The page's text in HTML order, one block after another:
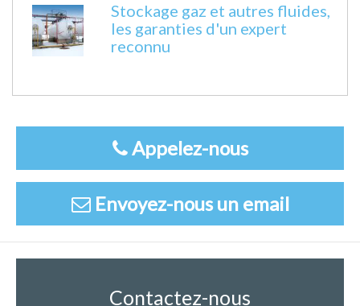
Stockage gaz et autres fluides,
les garanties d'un expert
reconnu
Appelez-nous
Envoyez-nous un email
Contactez-nous